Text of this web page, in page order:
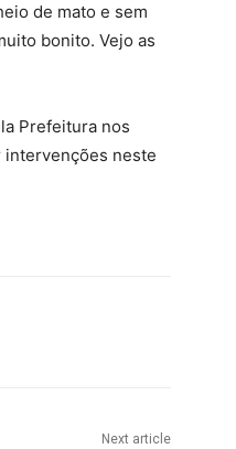
de mato e sem
bonito. Vejo as
Prefeitura nos
intervenções neste
Next article